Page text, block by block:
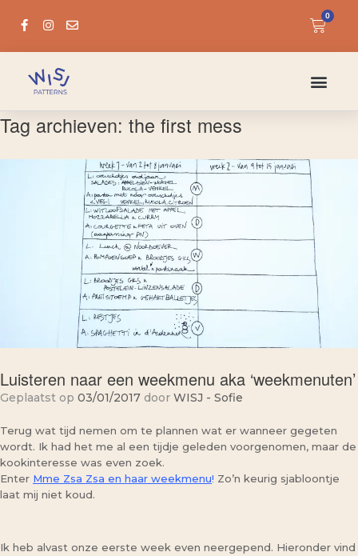
0
Tag archieven: the first mess
Luisteren naar een weekmenu aka ‘weekmenuten’
Geplaatst op 03/01/2017 door WISJ - Sofie
Terug wat tijd nemen om te plannen wat er wanneer gegeten
wordt. Ik had het me al een tijdje geleden voorgenomen, maar de
kookinteresse was even zoek.
Enter Mme Zsa Zsa en haar weekmenu! Zo’n keurig sjabloontje
laat mij niet koud.
Ik heb alvast onze eerste week even neergepend. Hieronder vind